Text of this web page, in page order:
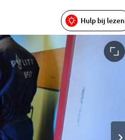
Hulp bij lezen